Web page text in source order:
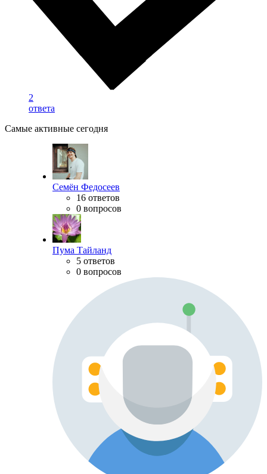
2
ответа
Самые активные сегодня
Семён Федосеев
16 ответов
0 вопросов
Пума Тайланд
5 ответов
0 вопросов